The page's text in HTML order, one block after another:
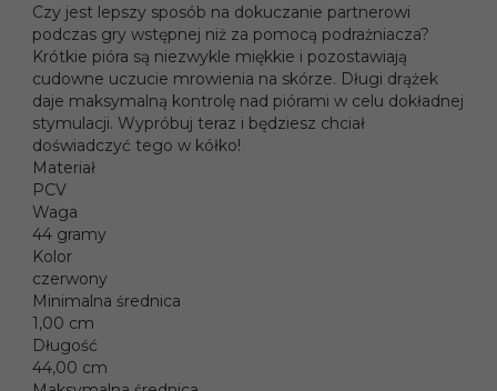
Czy jest lepszy sposób na dokuczanie partnerowi
podczas gry wstępnej niż za pomocą podrażniacza?
Krótkie pióra są niezwykle miękkie i pozostawiają
cudowne uczucie mrowienia na skórze. Długi drążek
daje maksymalną kontrolę nad piórami w celu dokładnej
stymulacji. Wypróbuj teraz i będziesz chciał
doświadczyć tego w kółko!
Materiał
PCV
Waga
44 gramy
Kolor
czerwony
Minimalna średnica
1,00 cm
Długość
44,00 cm